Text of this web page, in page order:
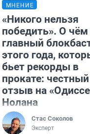
МНЕНИЕ
«Никого нельзя
победить». О чём
главный
этого года,
бьет рекорды в
прокате: честный
отзыв на
Нолана
Стас Соколов
Эксперт